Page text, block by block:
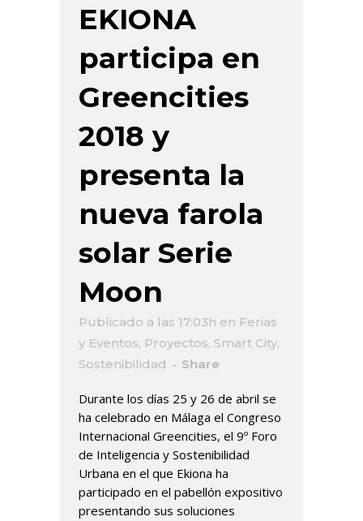
EKIONA
participa en
Greencities
2018 y
presenta la
nueva farola
solar Serie
Moon
Publicado a las 17:03h en Ferias
y Eventos, Proyectos, Smart City,
Sostenibilidad
Share
Durante los días 25 y 26 de abril se
ha celebrado en Málaga el Congreso
Internacional Greencities, el 9º Foro
de Inteligencia y Sostenibilidad
Urbana en el que Ekiona ha
participado en el pabellón expositivo
presentando sus soluciones